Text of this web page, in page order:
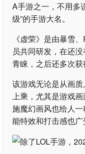
A手游之一，不用多
级”的手游大名。
《虚荣》是由暴雪
员共同研发，在还
青睐，之后还多次获
该游戏无论是从画
上乘，尤其是游戏
施魔幻画风也给人
能特效和打击感也广